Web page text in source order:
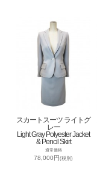
スカートスーツ ライトグ
レー
Light Gray Polyester Jacket
& Pencil Skirt
通常価格
78,000円(税別)